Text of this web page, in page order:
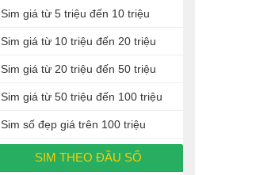
Sim giá từ 5 triệu đến 10 triệu
Sim giá từ 10 triệu đến 20 triệu
Sim giá từ 20 triệu đến 50 triệu
Sim giá từ 50 triệu đến 100 triệu
Sim số đẹp giá trên 100 triệu
SIM THEO ĐẦU SỐ